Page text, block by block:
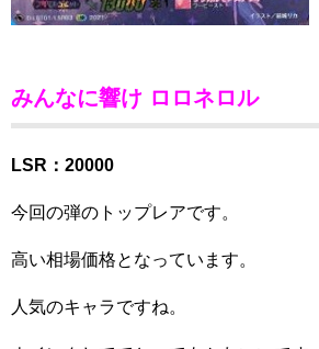
みんなに響け ロロネロル
LSR：20000
今回の弾のトップレアです。
高い相場価格となっています。
人気のキャラですね。